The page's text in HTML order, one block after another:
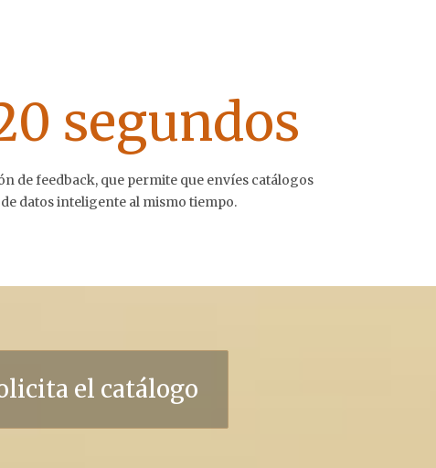
segundos
de feedback, que permite que envíes catálogos
datos inteligente al mismo tiempo.
el catálogo